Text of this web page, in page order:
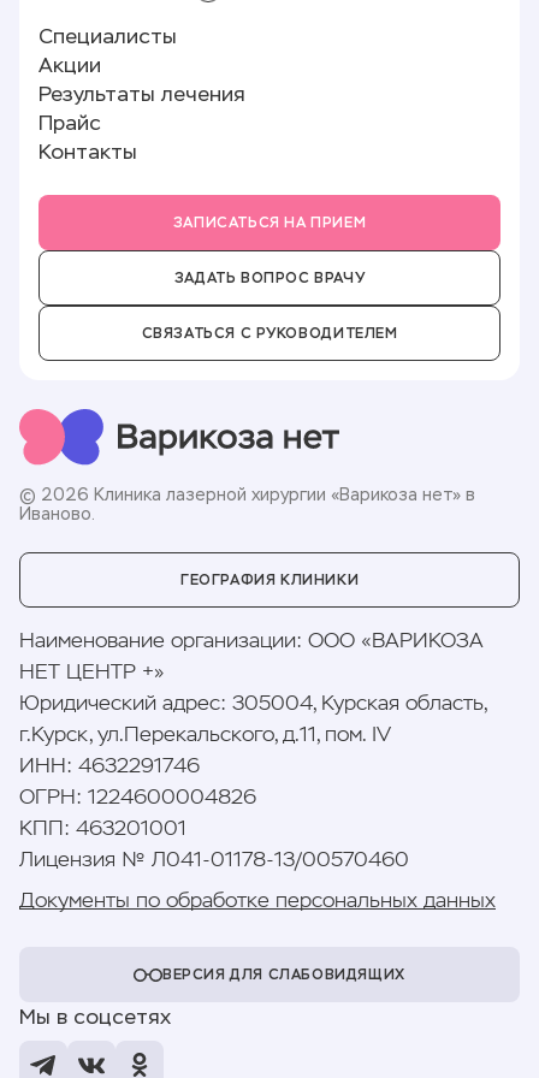
Минифлебэктомия
Лицензии и документы
О клинике
Отзывы
Новости
Вакансии
Памятка пациенту
Полезные статьи
Специалисты
Акции
Результаты лечения
Прайс
Контакты
ЗАПИСАТЬСЯ НА ПРИЕМ
ЗАДАТЬ ВОПРОС ВРАЧУ
СВЯЗАТЬСЯ С РУКОВОДИТЕЛЕМ
© 2026 Клиника лазерной хирургии «Варикоза нет» в
Иваново.
ГЕОГРАФИЯ КЛИНИКИ
Наименование организации: ООО «ВАРИКОЗА
НЕТ ЦЕНТР +»
Юридический адрес: 305004, Курская область,
г.Курск, ул.Перекальского, д.11, пом. IV
ИНН: 4632291746
ОГРН: 1224600004826
КПП : 463201001
Лицензия № Л041-01178-13/00570460
Документы по обработке персональных данных
ВЕРСИЯ ДЛЯ СЛАБОВИДЯЩИХ
Мы в соцсетях